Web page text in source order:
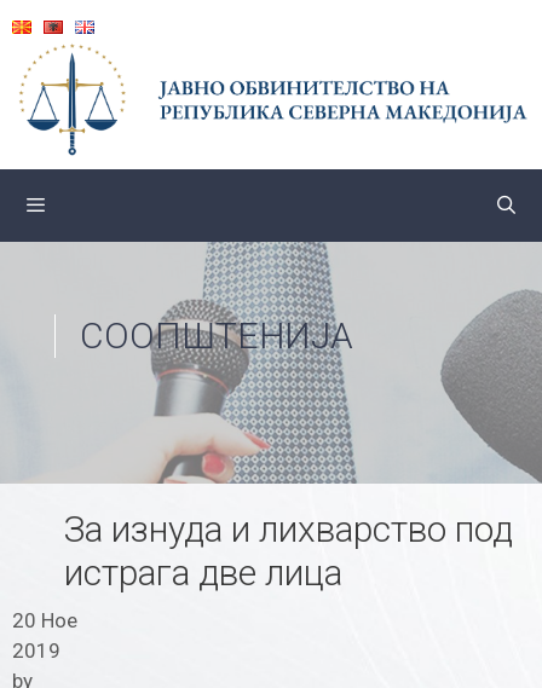
content
СООПШТЕНИЈА
За изнуда и лихварство под
истрага две лица
20 Ное
2019
by